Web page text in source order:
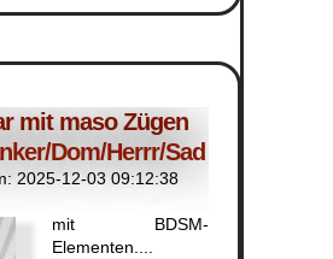
mit maso Zügen
Dom/Herrr/Sad
2025-12-03 09:12:38
mit BDSM-
Elementen....